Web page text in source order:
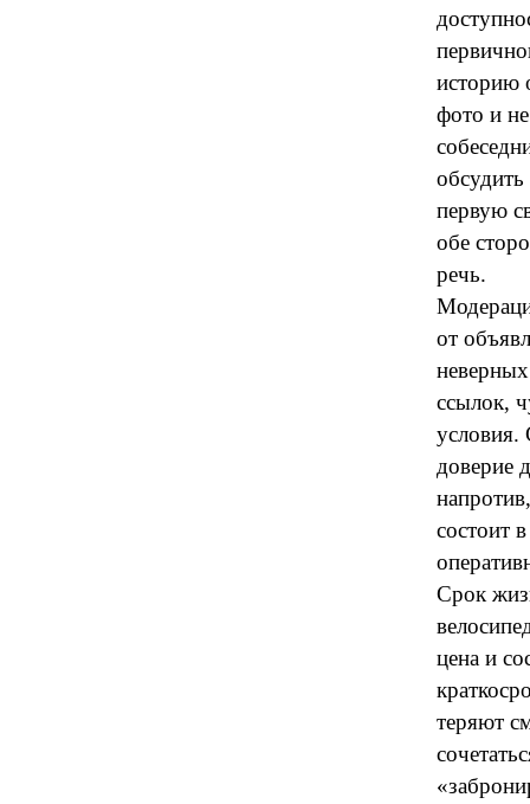
историю
фото и
первую
обе
речь.
от
ссылок,
условия.
доверие
состоит
Срок
цена и
теряют